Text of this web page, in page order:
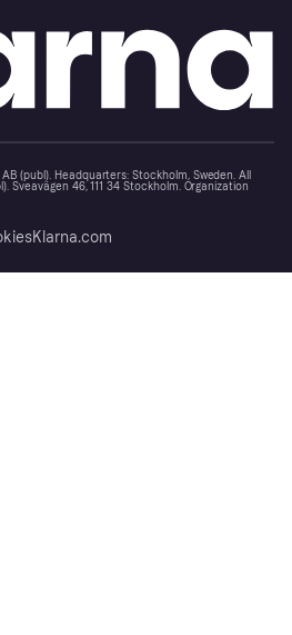
(publ). Headquarters: Stockholm, Sweden. All
Sveavägen 46, 111 34 Stockholm. Organization
Klarna.com